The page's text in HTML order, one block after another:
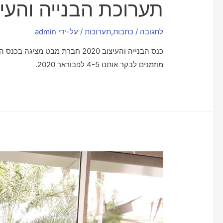
תערוכת הבנייה
לתגובה / כתבות,תערוכות / על-ידי admin
מוזמנים לבקר אותנו 4-5 לפבוראר 2020.